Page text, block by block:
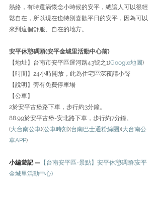
熱絡，有時還滿懷念小時候的安平，總讓人可以很輕
鬆自在，所以現在也特別喜歡平日的安平，因為可以
來到這個舒服、自在的地方。
安平休憩碼頭(安平金城里活動中心前)
【地址】台南市安平區運河路43號之1(Google地圖)
【時間】24小時開放，此為住宅區深夜請小聲
【說明】旁有免費停車場
【公車】
2於安平古堡路下車，步行約3分鐘。
88.99於安平古堡-安北路下車，步行約7分鐘。
(大台南公車)(公車時刻)(台南巴士通粉絲團)(大台南公
車APP)
小編遊記 — 【台南安平區-景點】安平休憩碼頭(安平
金城里活動中心)